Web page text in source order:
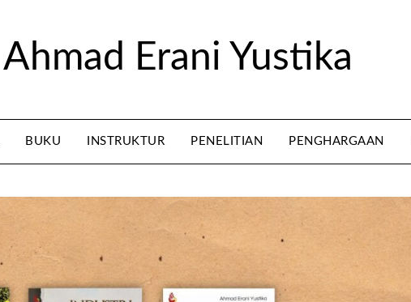
Ahmad Erani Yustika
BUKU INSTRUKTUR PENELITIAN PENGHARGAAN